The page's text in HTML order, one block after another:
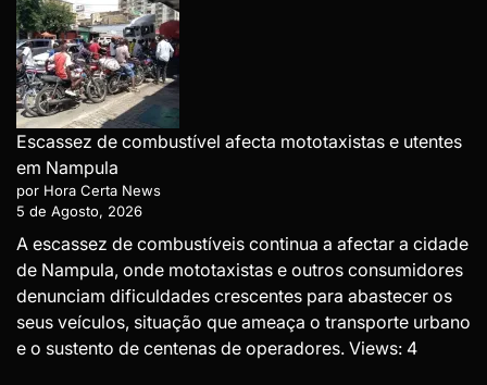
Escassez de combustível afecta mototaxistas e utentes
em Nampula
por Hora Certa News
5 de Agosto, 2026
A escassez de combustíveis continua a afectar a cidade
de Nampula, onde mototaxistas e outros consumidores
denunciam dificuldades crescentes para abastecer os
seus veículos, situação que ameaça o transporte urbano
e o sustento de centenas de operadores. Views: 4